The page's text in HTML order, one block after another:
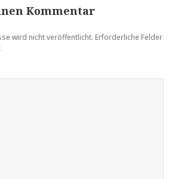
Kommentar
wird nicht veröffentlicht. Erforderliche Felder